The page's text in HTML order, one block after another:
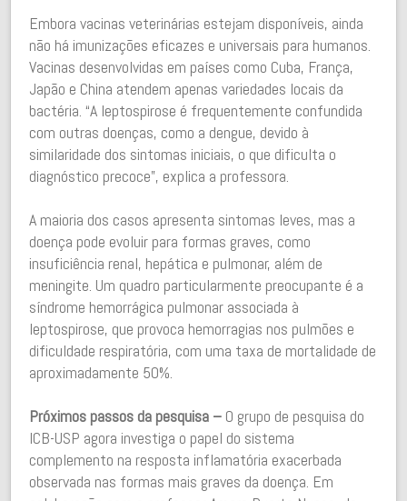
Embora vacinas veterinárias estejam disponíveis, ainda
não há imunizações eficazes e universais para humanos.
Vacinas desenvolvidas em países como Cuba, França,
Japão e China atendem apenas variedades locais da
bactéria. “A leptospirose é frequentemente confundida
com outras doenças, como a dengue, devido à
similaridade dos sintomas iniciais, o que dificulta o
diagnóstico precoce”, explica a professora.
A maioria dos casos apresenta sintomas leves, mas a
doença pode evoluir para formas graves, como
insuficiência renal, hepática e pulmonar, além de
meningite. Um quadro particularmente preocupante é a
síndrome hemorrágica pulmonar associada à
leptospirose, que provoca hemorragias nos pulmões e
dificuldade respiratória, com uma taxa de mortalidade de
aproximadamente 50%.
Próximos passos da pesquisa – O grupo de pesquisa do
ICB-USP agora investiga o papel do sistema
complemento na resposta inflamatória exacerbada
observada nas formas mais graves da doença. Em